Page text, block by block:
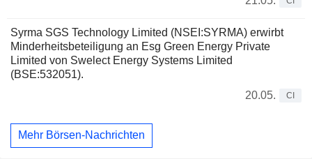
Syrma SGS Technology Limited (NSEI:SYRMA) erwirbt
Minderheitsbeteiligung an Esg Green Energy Private
Limited von Swelect Energy Systems Limited
(BSE:532051).
20.05.
CI
Mehr Börsen-Nachrichten